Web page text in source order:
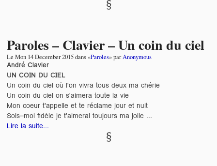
Paroles – Clavier – Un coin du ciel
Le Mon 14 December 2015dans «Paroles» parAnonymous
André Clavier
UN COIN DU CIEL
Un coin du ciel où l'on vivra tous deux ma chérie
Un coin du ciel on s'aimera toute la vie
Mon coeur t'appelle et te réclame jour et nuit
Sois–moi fidèle je t'aimerai toujours ma jolie ...
Lire la suite...